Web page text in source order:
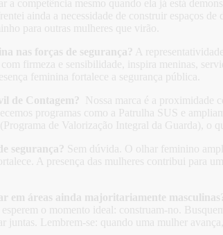
competência mesmo quando ela já está
ainda a necessidade de construir espaços
para outras mulheres que virão.
nas forças de segurança? A
firmeza e sensibilidade, inspira meninas,
feminina fortalece a segurança pública.
de Contagem?
Nossa marca é a proximidade
programas como a Patrulha SUS e
de Valorização Integral da Guarda), o
segurança? Sem dúvida. O olhar feminino
A presença das mulheres contribui para
em áreas ainda majoritariamente
o momento ideal: construam-no.
Lembrem-se: quando uma mulher